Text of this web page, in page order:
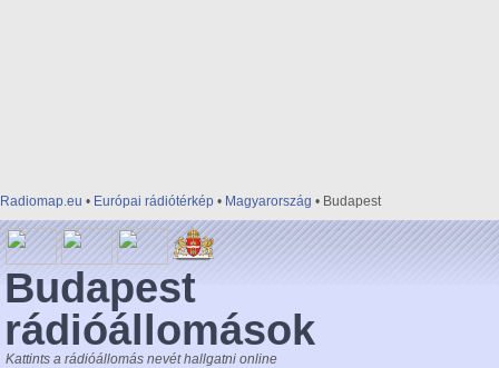
Radiomap.eu • Európai rádiótérkép • Magyarország • Budapest
Budapest
rádióállomások
Kattints a rádióállomás nevét hallgatni online